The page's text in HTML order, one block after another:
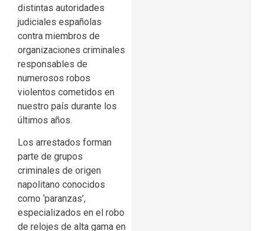
distintas autoridades
judiciales españolas
contra miembros de
organizaciones criminales
responsables de
numerosos robos
violentos cometidos en
nuestro país durante los
últimos años.
Los arrestados forman
parte de grupos
criminales de origen
napolitano conocidos
como ‘paranzas’,
especializados en el robo
de relojes de alta gama en